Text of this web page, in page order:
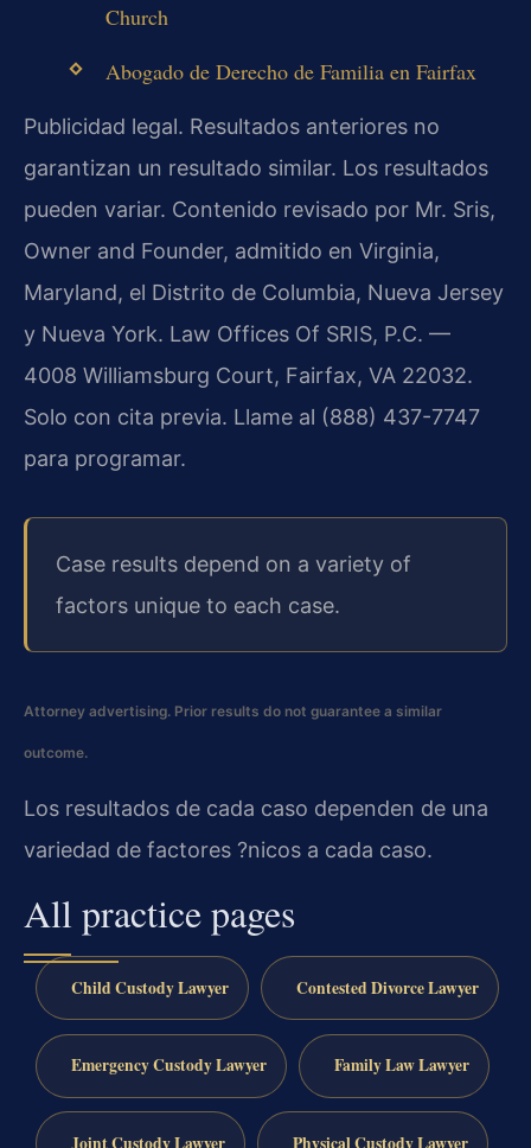
Church
Abogado de Derecho de Familia en Fairfax
Publicidad legal. Resultados anteriores no
garantizan un resultado similar. Los resultados
pueden variar. Contenido revisado por Mr. Sris,
Owner and Founder, admitido en Virginia,
Maryland, el Distrito de Columbia, Nueva Jersey
y Nueva York. Law Offices Of SRIS, P.C. —
4008 Williamsburg Court, Fairfax, VA 22032.
Solo con cita previa. Llame al (888) 437-7747
para programar.
Case results depend on a variety of
factors unique to each case.
Attorney advertising. Prior results do not guarantee a similar
outcome.
Los resultados de cada caso dependen de una
variedad de factores ?nicos a cada caso.
All practice pages
Child Custody Lawyer Contested Divorce Lawyer
Emergency Custody Lawyer Family Law Lawyer